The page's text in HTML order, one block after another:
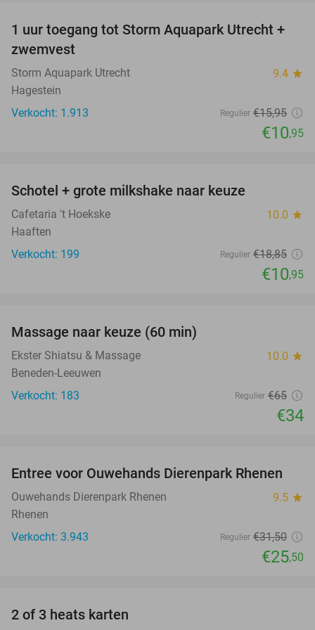
31%
1 uur toegang tot Storm Aquapark Utrecht +
zwemvest
Storm Aquapark Utrecht 9.4 star
Hagestein
Verkocht: 1.913
Regulier €15,95
€10,95
Schotel + grote milkshake naar keuze
Cafetaria 't Hoekske 10.0 star
Haaften
Verkocht: 199
Regulier €18,85
€10,95
Massage naar keuze (60 min)
Ekster Shiatsu & Massage 10.0 star
Beneden-Leeuwen
Verkocht: 183
Regulier €65
€34
19%
Entree voor Ouwehands Dierenpark Rhenen
Ouwehands Dierenpark Rhenen 9.5 star
Rhenen
Verkocht: 3.943
Regulier €31,50
€25,50
2 of 3 heats karten